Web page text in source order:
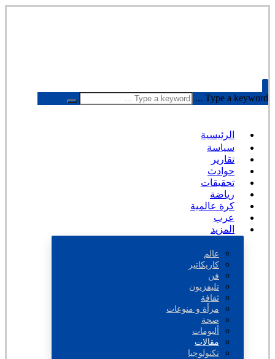
Type a keyword ...
الرئيسية
سياسة
تقارير
حوادث
تحقيقات
رياضة
كرة عالمية
عرب
المزيد
عالم
كاريكاتير
فن
تليفزيون
ثقافة
مرأة و منوعات
صحة
ألبومات
مقالات
تكنولوجيا